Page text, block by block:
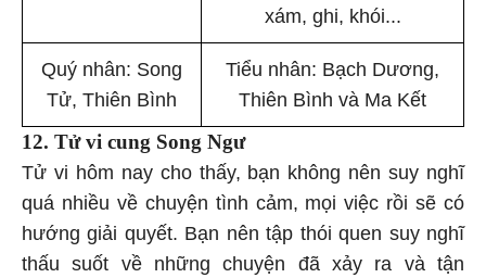
xám, ghi, khói...
Quý nhân: Song
Tử, Thiên Bình
Tiểu nhân: Bạch Dương,
Thiên Bình và Ma Kết
12. Tử vi cung Song Ngư
Tử vi hôm nay cho thấy, bạn không nên suy nghĩ
quá nhiều về chuyện tình cảm, mọi việc rồi sẽ có
hướng giải quyết. Bạn nên tập thói quen suy nghĩ
thấu suốt về những chuyện đã xảy ra và tận